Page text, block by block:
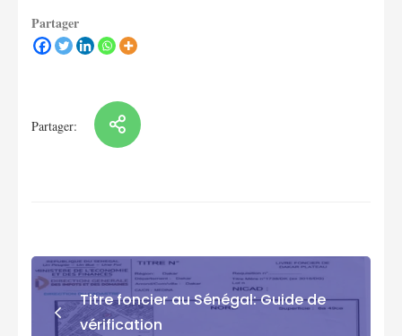
Partager
Partager:
Titre foncier au Sénégal: Guide de
vérification